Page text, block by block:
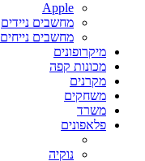
Apple
מחשבים ניידים
מחשבים נייחים
מיקרופונים
מכונות קפה
מקרנים
משחקים
משרד
פלאפונים
נוקיה